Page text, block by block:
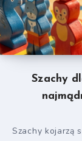
Szachy
Szachy kojarzą